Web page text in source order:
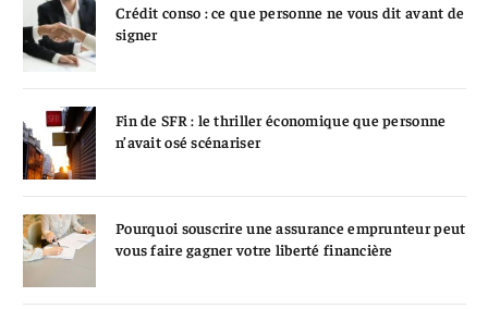
Crédit conso : ce que personne ne vous dit avant de
signer
Fin de SFR : le thriller économique que personne
n’avait osé scénariser
Pourquoi souscrire une assurance emprunteur peut
vous faire gagner votre liberté financière